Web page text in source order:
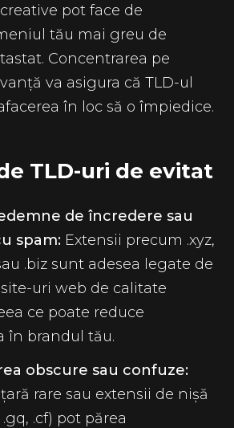
pot face de
tău mai greu de
Concentrarea pe
va asigura că TLD-ul
în loc să o împiedice.
TLD-uri de evitat
de încredere sau
spam: Extensii precum .xyz,
.biz sunt adesea legate de
uri web de calitate
ce poate reduce
în brandul tău.
obscure sau confuze:
rare sau extensii de nișă
.gq, .cf) pot părea